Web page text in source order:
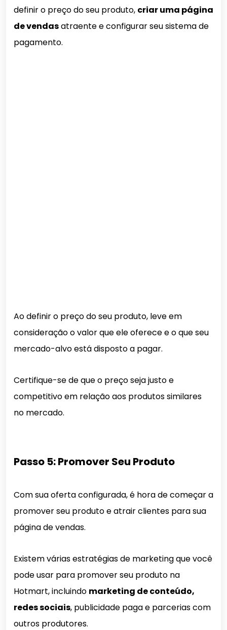
definir o preço do seu produto, criar uma página
de vendasatraente e configurar seu sistema de
pagamento.
Ao definir o preço do seu produto, leve em
consideração o valor que ele oferece e o que seu
mercado-alvo está disposto a pagar.
Certifique-se de que o preço seja justo e
competitivo em relação aos produtos similares
no mercado.
Passo 5: Promover Seu Produto
Com sua oferta configurada, é hora de começar a
promover seu produto e atrair clientes para sua
página de vendas.
Existem várias estratégias de marketing que você
pode usar para promover seu produto na
Hotmart, incluindo marketing de conteúdo,
redes sociais, publicidade paga e parcerias com
outros produtores.